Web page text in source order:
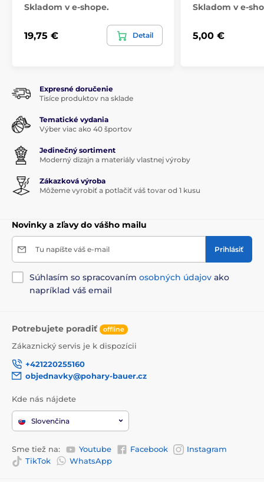
Skladom v e-shope.
19,75 € Detail
Skladom v e-
5,00 €
Expresné doručenie
Tisíce produktov na sklade
Tematické vydania
Výber viac ako 40 športov
Jedinečný sortiment
Moderný dizajn a materiály vlastnej výroby
Zákazková výroba
Môžeme vyrobiť a potlačiť váš tovar od 1 kusu
Novinky a zľavy do vášho mailu
Tu napíšte váš e-mail Prihlásiť
Súhlasím so spracovaním osobných údajov ako
napríklad váš email
Potrebujete poradiť offline
Zákaznický servis je k dispozícii
+421220255160
objednavky@pohary-bauer.cz
Kde nás nájdete
Slovenčina
Sme tiež na: Youtube Facebook
Instagram
TikTok
WhatsApp